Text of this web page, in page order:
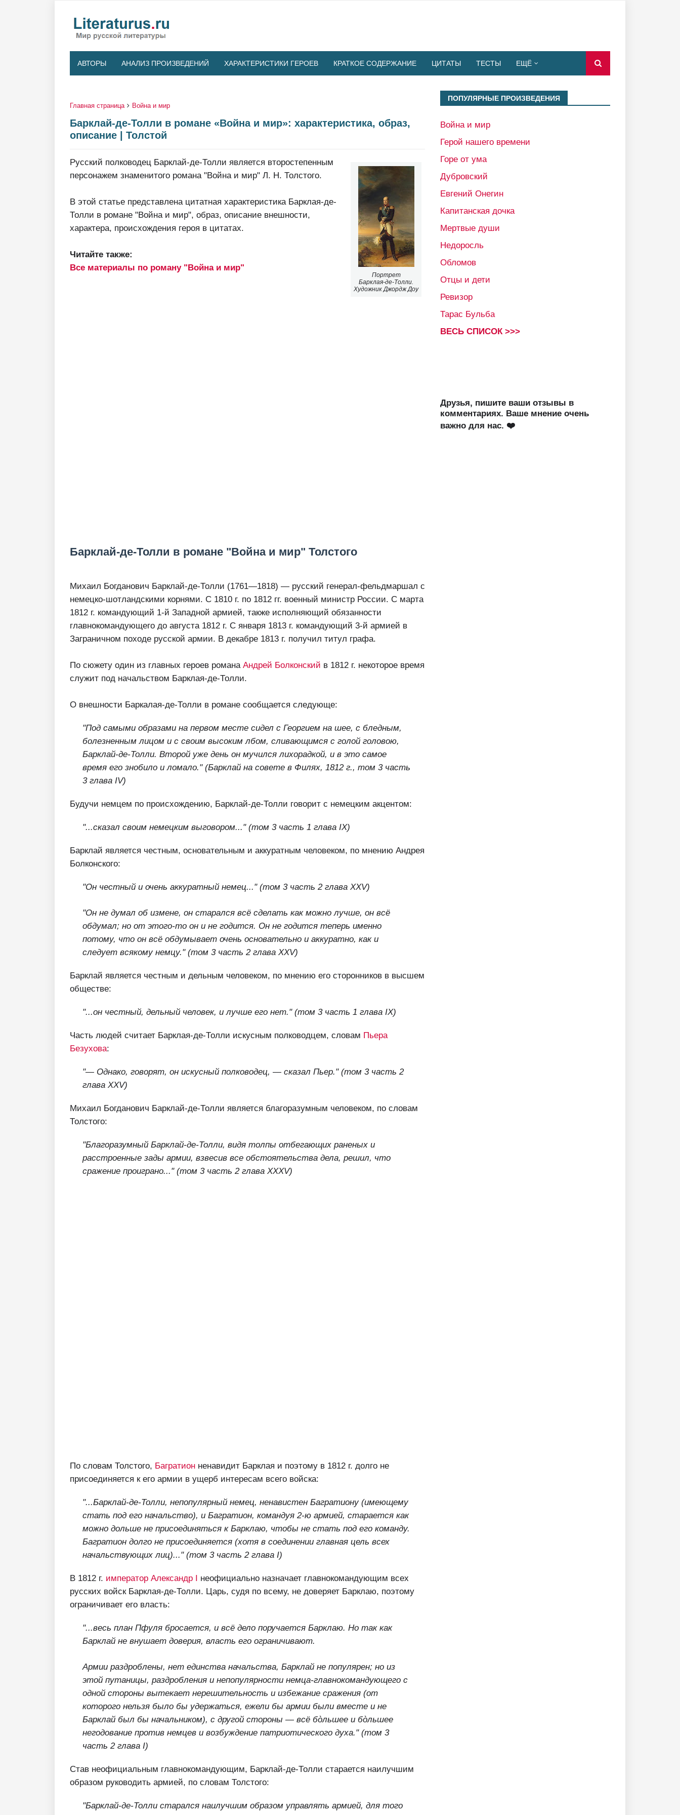
АВТОРЫ АНАЛИЗ ПРОИЗВЕДЕНИЙ ХАРАКТЕРИСТИКИ ГЕРОЕВ КРАТКОЕ СОДЕРЖАНИЕ ЦИТАТЫ ТЕСТЫ ЕЩЁ
Главная страница Война и мир
Барклай-де-Толли в романе «Война и мир»: характеристика, образ,
описание | Толстой
Портрет
Барклая-де-Толли.
Художник Джордж Доу
Русский полководец Барклай-де-Толли является второстепенным
персонажем знаменитого романа "Война и мир" Л. Н. Толстого.
В этой статье представлена цитатная характеристика Барклая-де-
Толли в романе "Война и мир", образ, описание внешности,
характера, происхождения героя в цитатах.
Читайте также:
Все материалы по роману "Война и мир"
Барклай-де-Толли в романе "Война и мир" Толстого
Михаил Богданович Барклай-де-Толли (1761—1818) — русский генерал-фельдмаршал с
немецко-шотландскими корнями. С 1810 г. по 1812 гг. военный министр России. С марта
1812 г. командующий 1-й Западной армией, также исполняющий обязанности
главнокомандующего до августа 1812 г. С января 1813 г. командующий 3-й армией в
Заграничном походе русской армии. В декабре 1813 г. получил титул графа.
По сюжету один из главных героев романа Андрей Болконский в 1812 г. некоторое время
служит под начальством Барклая-де-Толли.
О внешности Баркалая-де-Толли в романе сообщается следующе:
"Под самыми образами на первом месте сидел с Георгием на шее, с бледным,
болезненным лицом и с своим высоким лбом, сливающимся с голой головою,
Барклай-де-Толли. Второй уже день он мучился лихорадкой, и в это самое
время его знобило и ломало." (Барклай на совете в Филях, 1812 г., том 3 часть
3 глава IV)
Будучи немцем по происхождению, Барклай-де-Толли говорит с немецким акцентом:
"...сказал своим немецким выговором..." (том 3 часть 1 глава IX)
Барклай является честным, основательным и аккуратным человеком, по мнению Андрея
Болконского:
"Он честный и очень аккуратный немец..." (том 3 часть 2 глава XXV)
"Он не думал об измене, он старался всё сделать как можно лучше, он всё
обдумал; но от этого-то он и не годится. Он не годится теперь именно
потому, что он всё обдумывает очень основательно и аккуратно, как и
следует всякому немцу." (том 3 часть 2 глава XXV)
Барклай является честным и дельным человеком, по мнению его сторонников в высшем
обществе:
"...он честный, дельный человек, и лучше его нет." (том 3 часть 1 глава IX)
Часть людей считает Барклая-де-Толли искусным полководцем, словам Пьера
Безухова:
"— Однако, говорят, он искусный полководец, — сказал Пьер." (том 3 часть 2
глава XXV)
Михаил Богданович Барклай-де-Толли является благоразумным человеком, по словам
Толстого:
"Благоразумный Барклай-де-Толли, видя толпы отбегающих раненых и
расстроенные зады армии, взвесив все обстоятельства дела, решил, что
сражение проиграно..." (том 3 часть 2 глава XXXV)
По словам Толстого, Багратион ненавидит Барклая и поэтому в 1812 г. долго не
присоединяется к его армии в ущерб интересам всего войска:
"...Барклай-де-Толли, непопулярный немец, ненавистен Багратиону (имеющему
стать под его начальство), и Багратион, командуя 2-ю армией, старается как
можно дольше не присоединяться к Барклаю, чтобы не стать под его команду.
Багратион долго не присоединяется (хотя в соединении главная цель всех
начальствующих лиц)..." (том 3 часть 2 глава I)
В 1812 г. император Александр I неофициально назначает главнокомандующим всех
русских войск Барклая-де-Толли. Царь, судя по всему, не доверяет Барклаю, поэтому
ограничивает его власть:
"...весь план Пфуля бросается, и всё дело поручается Барклаю. Но так как
Барклай не внушает доверия, власть его ограничивают.
Армии раздроблены, нет единства начальства, Барклай не популярен; но из
этой путаницы, раздробления и непопулярности немца-главнокомандующего с
одной стороны вытекает нерешительность и избежание сражения (от
которого нельзя было бы удержаться, ежели бы армии были вместе и не
Барклай был бы начальником), с другой стороны — всё бòльшее и бòльшее
негодование против немцев и возбуждение патриотического духа." (том 3
часть 2 глава I)
Став неофициальным главнокомандующим, Барклай-де-Толли старается наилучшим
образом руководить армией, по словам Толстого:
"Барклай-де-Толли старался наилучшим образом управлять армией, для того
ПОПУЛЯРНЫЕ ПРОИЗВЕДЕНИЯ
Война и мир
Герой нашего времени
Горе от ума
Дубровский
Евгений Онегин
Капитанская дочка
Мертвые души
Недоросль
Обломов
Отцы и дети
Ревизор
Тарас Бульба
ВЕСЬ СПИСОК >>>
Друзья, пишите ваши отзывы в
комментариях. Ваше мнение очень
важно для нас. ❤️